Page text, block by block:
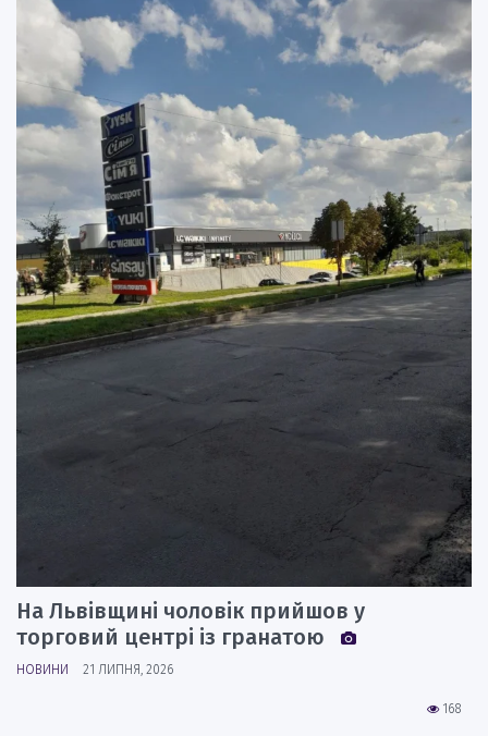
На Львівщині чоловік прийшов у
торговий центрі із гранатою
НОВИНИ 21 ЛИПНЯ, 2026
168